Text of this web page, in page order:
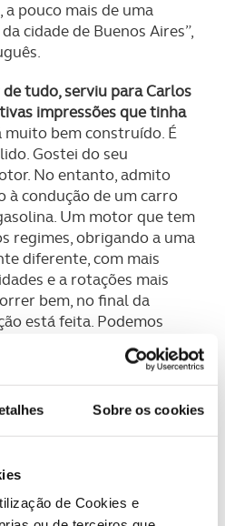
Sobre os cookies
de Cookies e
pouco mais de uma
cidade de Buenos Aires”,
de tudo, serviu para Carlos
impressões que tinha
muito bem construído. É
Gostei do seu
No entanto, admito
à condução de um carro
Um motor que tem
regimes, obrigando a uma
diferente, com mais
e a rotações mais
bem, no final da
está feita. Podemos
de um resultado final nos
nada fácil, tendo em
bem como a quantidade e
mas acredito nessa
procurar readquirir o